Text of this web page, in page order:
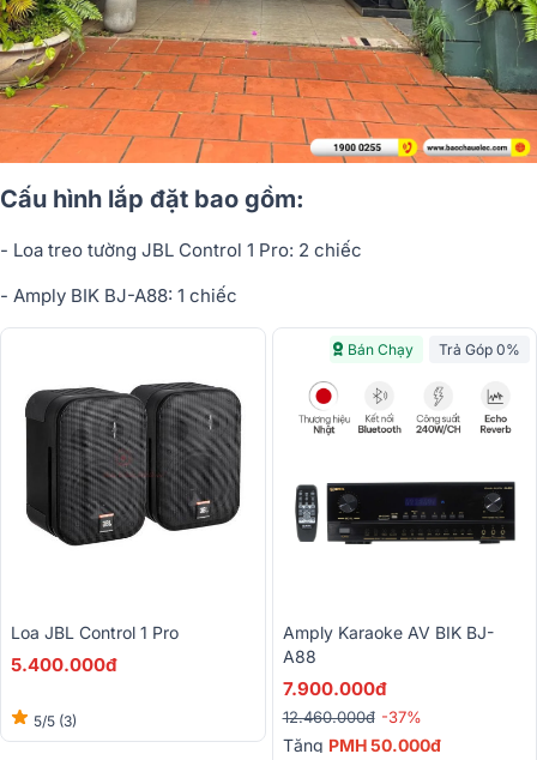
Cấu hình lắp đặt bao gồm:
- Loa treo tường JBL Control 1 Pro: 2 chiếc
- Amply BIK BJ-A88: 1 chiếc
Loa JBL Control 1 Pro
5.400.000đ
5/5 (3)
Bán Chạy Trả Góp 0%
Amply Karaoke AV BIK BJ-
A88
7.900.000đ
12.460.000đ -37%
Tặng PMH 50.000đ